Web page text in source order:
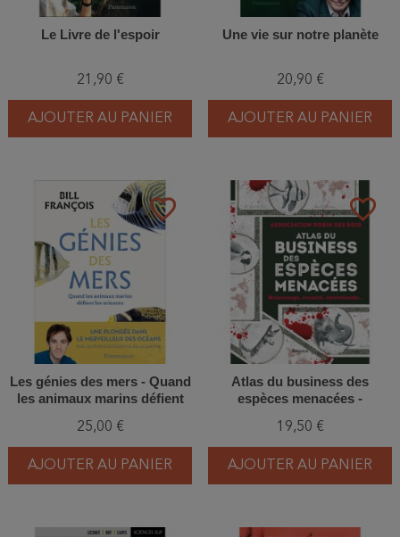
Le Livre de l'espoir
21,90 €
AJOUTER AU PANIER
Une vie sur notre planète
20,90 €
AJOUTER AU PANIER
favorite_border
Les génies des mers - Quand
les animaux marins défient
25,00 €
AJOUTER AU PANIER
favorite_border
Atlas du business des
espèces menacées -
contrebande...
19,50 €
AJOUTER AU PANIER